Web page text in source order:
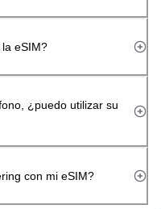
eSIM?
¿puedo utilizar su
con mi eSIM?